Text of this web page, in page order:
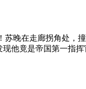
晚在走廊拐角处，
他竟是帝国第一指挥